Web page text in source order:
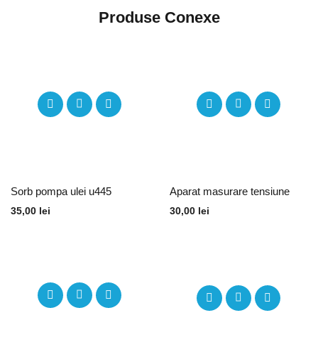
Produse Conexe
Sorb pompa ulei u445
35,00 lei
Aparat masurare tensiune
30,00 lei